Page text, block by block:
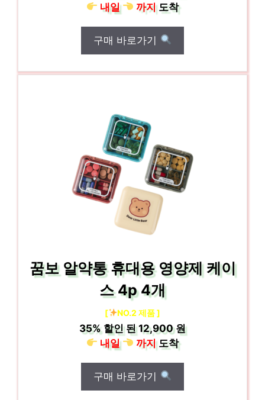
내일
까지도착
구매 바로가기
꿈보 알약통 휴대용 영양제 케이
스 4p 4개
[ NO.2 제품 ]
35% 할인 된12,900 원
내일
까지도착
구매 바로가기